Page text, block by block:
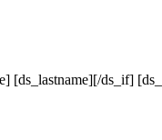
[ds_lastname][/ds_if]